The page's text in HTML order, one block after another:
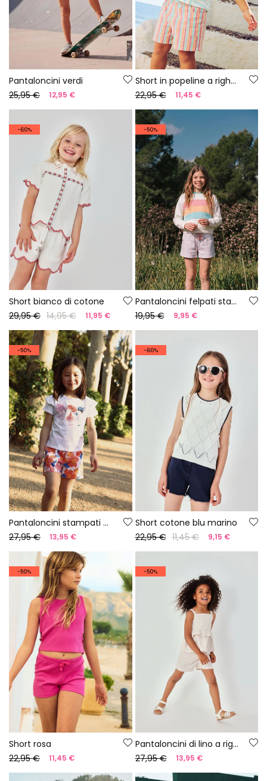
Pantaloncini verdi
25,95 €
12,95 €
Short in popeline a righe multicolori
22,95 €
11,45 €
-60%
Short bianco di cotone
29,95 € 14,95 € 11,95 €
-50%
Pantaloncini felpati stampati
19,95 €
9,95 €
-50%
Pantaloncini stampati a fiori
27,95 €
13,95 €
-60%
Short cotone blu marino
22,95 € 11,45 € 9,15 €
-50%
Short rosa
22,95 €
11,45 €
-50%
Pantaloncini di lino a righe
27,95 €
13,95 €